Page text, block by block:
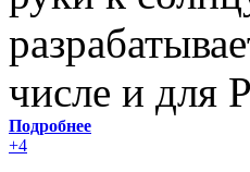
числе и для
Подробнее
+4